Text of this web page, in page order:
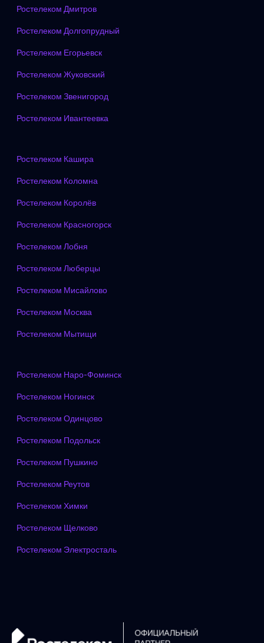
Ростелеком Дмитров
Ростелеком Долгопрудный
Ростелеком Егорьевск
Ростелеком Жуковский
Ростелеком Звенигород
Ростелеком Ивантеевка
Ростелеком Кашира
Ростелеком Коломна
Ростелеком Королёв
Ростелеком Красногорск
Ростелеком Лобня
Ростелеком Люберцы
Ростелеком Мисайлово
Ростелеком Москва
Ростелеком Мытищи
Ростелеком Наро-Фоминск
Ростелеком Ногинск
Ростелеком Одинцово
Ростелеком Подольск
Ростелеком Пушкино
Ростелеком Реутов
Ростелеком Химки
Ростелеком Щелково
Ростелеком Электросталь